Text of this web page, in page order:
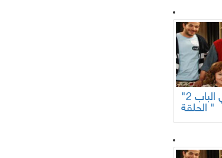
"الباب في الباب 2
الحلقة "